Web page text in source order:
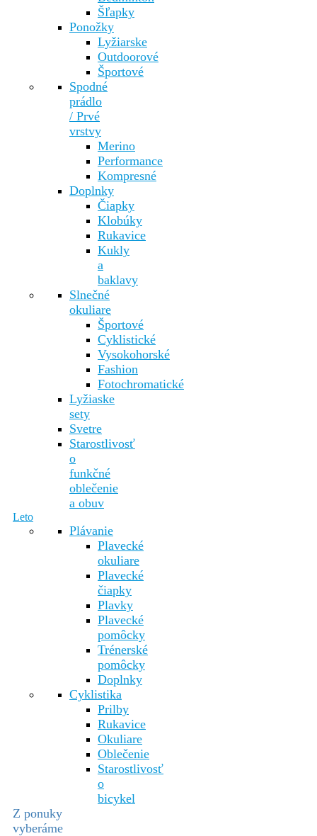
Šľapky
Ponožky
Lyžiarske
Outdoorové
Športové
Spodné
prádlo
/ Prvé
vrstvy
Merino
Performance
Kompresné
Doplnky
Čiapky
Klobúky
Rukavice
Kukly
a
baklavy
Slnečné
okuliare
Športové
Cyklistické
Vysokohorské
Fashion
Fotochromatické
Lyžiaske
sety
Svetre
Starostlivosť
o
funkčné
oblečenie
a obuv
Leto
Plávanie
Plavecké
okuliare
Plavecké
čiapky
Plavky
Plavecké
pomôcky
Trénerské
pomôcky
Doplnky
Cyklistika
Prilby
Rukavice
Okuliare
Oblečenie
Starostlivosť
o
bicykel
Z ponuky
vyberáme